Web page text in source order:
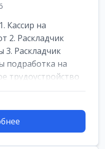
Кассир на
2. Раскладчик
3. Раскладчик
подработка на
трудоустройство